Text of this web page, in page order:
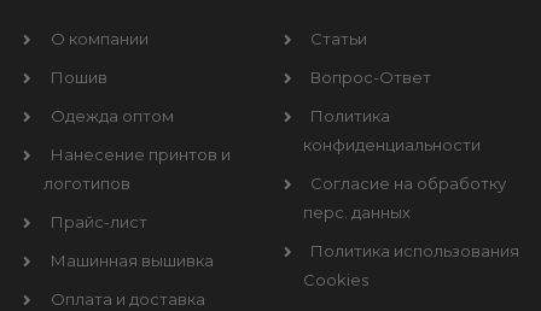
О компании
Пошив
Одежда оптом
Нанесение принтов и
логотипов
Прайс-лист
Машинная вышивка
Оплата и доставка
Статьи
Вопрос-Ответ
Политика
конфиденциальности
Согласие на обработку
перс. данных
Политика использования
Cookies